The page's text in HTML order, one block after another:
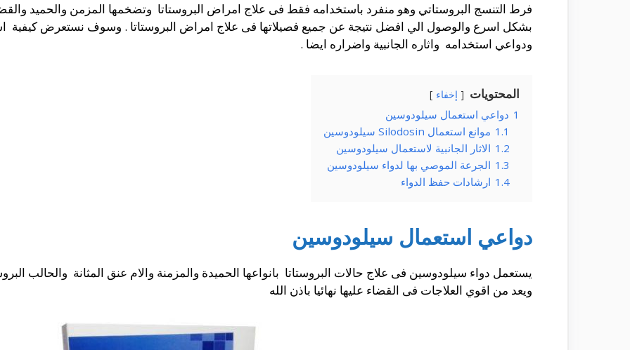
فرط التنسج البروستاتي وهو منفرد باستخدامه فقط فى علاج امراض البروستاتا وتضخمها المزمن والحميد
بشكل اسرع والوصول الي افضل نتيجة عن جميع فصيلاتها فى علاج امراض البروستاتا . وسوف نستعرض كيفية
ودواعي استخدامه واثاره الجانبية واضراره ايضا .
المحتويات إخفاء
1 دواعي استعمال سيلودوسين
1.1 موانع استعمال Silodosin سيلودوسين
1.2 الاثار الجانبية لاستعمال سيلودوسين
1.3 الجرعة الموصي بها لدواء سيلودوسين
1.4 ارشادات حفظ الدواء
دواعي استعمال سيلودوسين
يستعمل دواء سيلودوسين فى علاج حالات البروستاتا بانواعها الحميدة والمزمنة والام عنق المثانة والحالب
ويعد من اقوي العلاجات فى القضاء عليها نهائيا باذن الله